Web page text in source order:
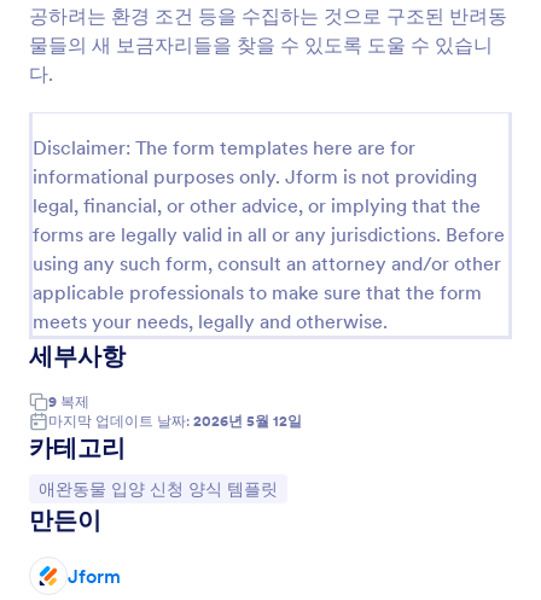
공하려는 환경 조건 등을 수집하는 것으로 구조된 반려동
물들의 새 보금자리들을 찾을 수 있도록 도울 수 있습니
다.
Disclaimer: The form templates here are for
informational purposes only. Jform is not providing
legal, financial, or other advice, or implying that the
forms are legally valid in all or any jurisdictions. Before
using any such form, consult an attorney and/or other
applicable professionals to make sure that the form
meets your needs, legally and otherwise.
세부사항
9 복제
마지막 업데이트 날짜: 2026년 5월 12일
카테고리
카테고리로 이동:
애완동물 입양 신청 양식 템플릿
만든이
Jform
구조견 입양 신청 폼
업을 도울 수 있으며 신청인의 개인 및 연락처 세부사